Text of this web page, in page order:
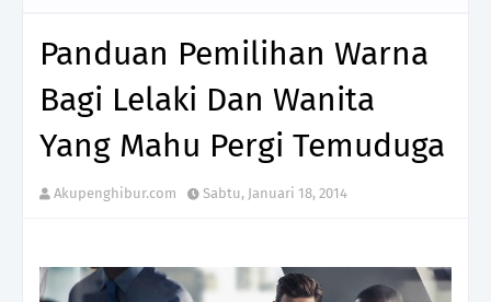
Panduan Pemilihan Warna
Bagi Lelaki Dan Wanita
Yang Mahu Pergi Temuduga
Akupenghibur.com Sabtu, Januari 18, 2014